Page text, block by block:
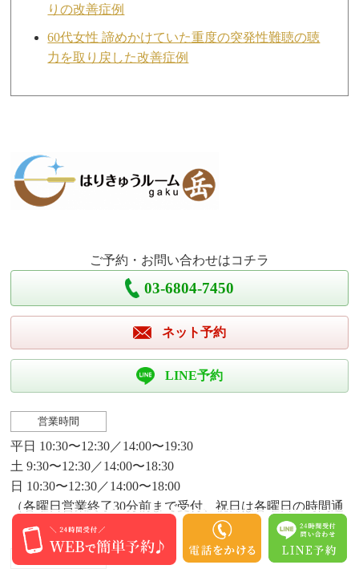
りの改善症例
60代女性 諦めかけていた重度の突発性難聴の聴
力を取り戻した改善症例
ご予約・お問い合わせはコチラ
03-6804-7450
ネット予約
LINE予約
営業時間
平日 10:30〜12:30／14:00〜19:30
土 9:30〜12:30／14:00〜18:30
日 10:30〜12:30／14:00〜18:00
（各曜日営業終了30分前まで受付、祝日は各曜日の時間通
り）